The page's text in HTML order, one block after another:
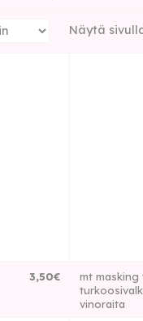
Näytä
3,50€
mt masking
vinoraita